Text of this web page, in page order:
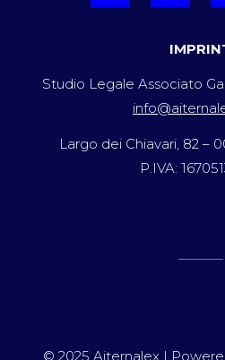
Studio Legale Associato
Largo dei Chiavari, 82 –
P.IVA:
© 2025 Aiternalex |